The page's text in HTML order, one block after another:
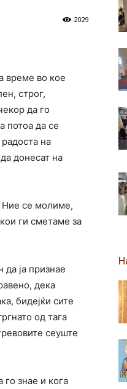
2029
време во кое
строг,
да го
потоа да се
на
донесат на
Ние се молиме,
ги сметаме за
ја признае
дека
бидејќи сите
од тага
сеуште
знае и кога